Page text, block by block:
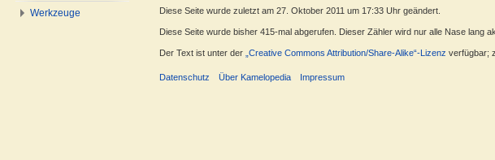
Werkzeuge
Diese Seite wurde zuletzt am 27. Oktober 2011 um 17:33 Uhr geändert.
Diese Seite wurde bisher 415-mal abgerufen. Dieser Zähler wird nur alle Nase lang
Der Text ist unter der „Creative Commons Attribution/Share-Alike“-Lizenz verfügbar;
Datenschutz Über Kamelopedia Impressum